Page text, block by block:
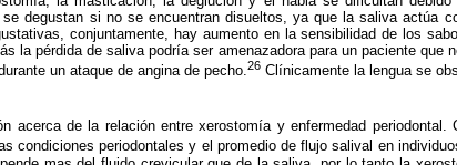
degustan si no se encuentran disueltos, ya que la saliva actúa
conjuntamente, hay aumento en la sensibilidad de los
la pérdida de saliva podría ser amenazadora para un paciente que
un ataque de angina de pecho.26 Clínicamente la lengua se
acerca de la relación entre xerostomía y enfermedad periodontal.
condiciones periodontales y el promedio de flujo salival en